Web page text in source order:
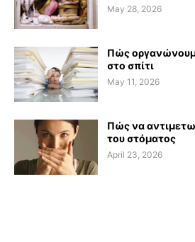
May 28, 2026
Πώς
στο σπίτι
May 11, 2026
Πώς να
του στόματος
April 23, 2026